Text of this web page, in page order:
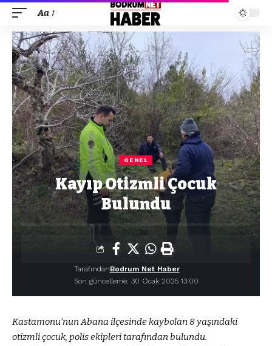
Aa
GENEL
Kayıp Otizmli Çocuk
Bulundu
Son güncelleme: 30 Ocak 2025 13:00
TarafındanBodrum Net Haber
Kastamonu’nun Abana ilçesinde kaybolan 8 yaşındaki
otizmli çocuk, polis ekipleri tarafından bulundu.